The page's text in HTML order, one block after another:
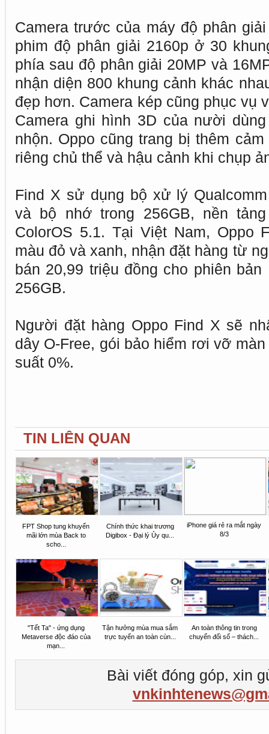
Camera trước của máy độ phân
phim độ phân giải 2160p ở 30
phía sau độ phân giải 20MP và
nhận diện 800 khung cảnh khác
đẹp hơn. Camera kép cũng phục vụ
Camera ghi hình 3D của nười
nhộn. Oppo cũng trang bị thêm
riêng chủ thể và hậu cảnh khi chụp
Find X sử dụng bộ xử lý
và bộ nhớ trong 256GB, nền
ColorOS 5.1. Tại Việt Nam, Oppo
màu đỏ và xanh, nhận đặt hàng từ
bán 20,99 triệu đồng cho phiên
256GB.
Người đặt hàng Oppo Find X sẽ
dây O-Free, gói bảo hiểm rơi vỡ
suất 0%.
TIN LIÊN QUAN
FPT Shop tung khuyến
mãi lớn mùa Back to
scho...
Chính thức khai trương
Digibox - Đại lý Ủy qu...
iPhone giá rẻ ra mắt ngày
8/3
"Tết Ta" - ứng dụng
Metaverse độc đáo của
mạn...
Tận hưởng mùa mua sắm
trực tuyến an toàn cùn...
An toàn thông tin trong
chuyển đối số – thách...
Bài viết đóng góp, xin